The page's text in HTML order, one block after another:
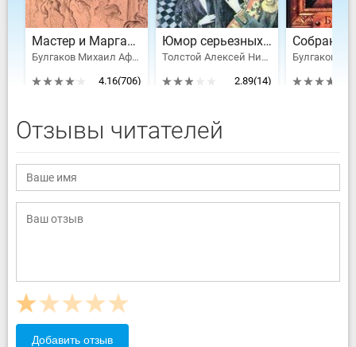
Мастер и Маргарита
Булгаков Михаил Афанасьевич
4.16(706)
Юмор серьезных писателей
Толстой Алексей Николаевич, Булгаков Михаил Афанасьевич, Паустовский Константин Георгиевич, Достоевский Федор Михайлович, Тынянов Юрий Николаевич, Исаак Эммануилович Бабель, Лесков Николай Семенович, Гончаров Иван Александрович, Эренбург Илья Григорьевич, Платонов Андрей Платонович, Андреев Леонид Николаевич, Шишков Вячеслав Яковлевич, Станюкович Константин Михайлович, Лавренев Борис Андреевич, Гаршин Всеволод, Кривин Феликс Давидович, Писемский Алексей Феофилактович
2.89(14)
Отзывы читателей
Добавить отзыв